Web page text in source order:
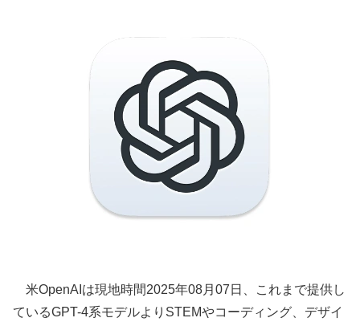
米OpenAIは現地時間2025年08月07日、これまで提供し
ているGPT-4系モデルよりSTEMやコーディング、デザイ